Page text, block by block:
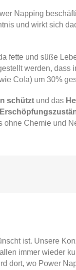
Napping
und wirkt sich
fette und süße
werden, dass
Cola) um 30%
schützt und das
Chemie und
ist. Unsere
immer wieder
dort, wo Power